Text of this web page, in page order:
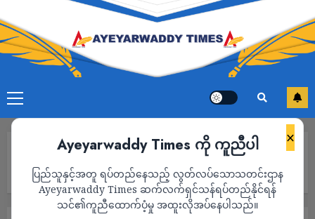
×
Ayeyarwaddy Times ကို ကူညီပါ
ပြည်သူနှင့်အတူ ရပ်တည်နေသည့် လွတ်လပ်သောသတင်းဌာန
Ayeyarwaddy Times ဆက်လက်ရှင်သန်ရပ်တည်နိုင်ရန်
သင်၏ကူညီထောက်ပံ့မှု အထူးလိုအပ်နေပါသည်။
ဒဏ်ရိုက်ခံရမယ်